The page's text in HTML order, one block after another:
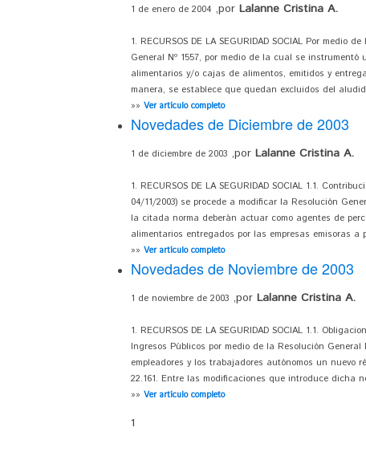
1 de enero de 2004 ,por Lalanne Cristina A.
1. RECURSOS DE LA SEGURIDAD SOCIAL Por
General Nº 1557, por medio de la cual se
alimentarios y/o cajas de alimentos, emitidos y
manera, se establece que quedan excluidos del
»» Ver artículo completo
Novedades de Diciembre de 2003
1 de diciembre de 2003 ,por Lalanne Cristina A.
1. RECURSOS DE LA SEGURIDAD SOCIAL 1.1.
04/11/2003) se procede a modificar la Resolución
la citada norma deberán actuar como agentes de
alimentarios entregados por las empresas emisoras a
»» Ver artículo completo
Novedades de Noviembre de 2003
1 de noviembre de 2003 ,por Lalanne Cristina A.
1. RECURSOS DE LA SEGURIDAD SOCIAL 1.1.
Ingresos Públicos por medio de la Resolución
empleadores y los trabajadores autónomos un nuevo
22.161. Entre las modificaciones que introduce dicha
»» Ver artículo completo
1